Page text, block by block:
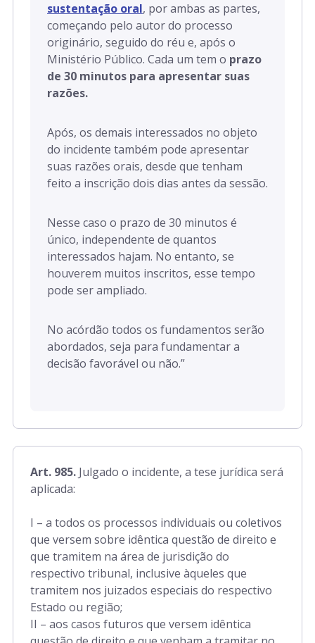
sustentação oral, por ambas as partes,
começando pelo autor do processo
originário, seguido do réu e, após o
Ministério Público. Cada um tem o prazo
de 30 minutos para apresentar suas
razões.
Após, os demais interessados no objeto
do incidente também pode apresentar
suas razões orais, desde que tenham
feito a inscrição dois dias antes da sessão.
Nesse caso o prazo de 30 minutos é
único, independente de quantos
interessados hajam. No entanto, se
houverem muitos inscritos, esse tempo
pode ser ampliado.
No acórdão todos os fundamentos serão
abordados, seja para fundamentar a
decisão favorável ou não.”
Art. 985. Julgado o incidente, a tese jurídica será
aplicada:
I – a todos os processos individuais ou coletivos
que versem sobre idêntica questão de direito e
que tramitem na área de jurisdição do
respectivo tribunal, inclusive àqueles que
tramitem nos juizados especiais do respectivo
Estado ou região;
II – aos casos futuros que versem idêntica